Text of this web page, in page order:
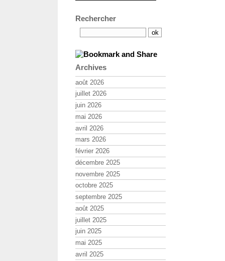
Rechercher
Archives
août 2026
juillet 2026
juin 2026
mai 2026
avril 2026
mars 2026
février 2026
décembre 2025
novembre 2025
octobre 2025
septembre 2025
août 2025
juillet 2025
juin 2025
mai 2025
avril 2025